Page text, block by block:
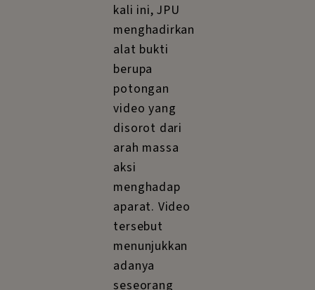
kali ini, JPU
menghadirkan
alat bukti
berupa
potongan
video yang
disorot dari
arah massa
aksi
menghadap
aparat. Video
tersebut
menunjukkan
adanya
seseorang